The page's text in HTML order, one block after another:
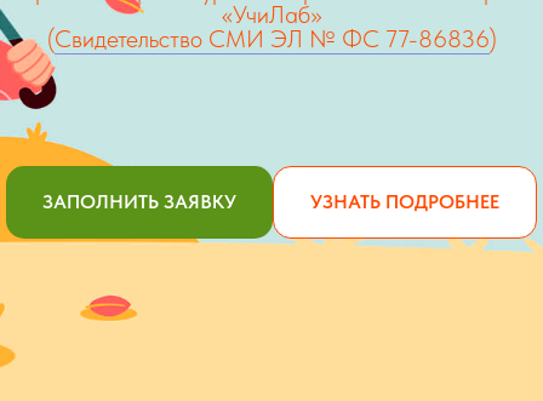
«УчиЛаб»
(Свидетельство СМИ ЭЛ № ФС 77-86836)
ЗАПОЛНИТЬ ЗАЯВКУ УЗНАТЬ ПОДРОБНЕЕ